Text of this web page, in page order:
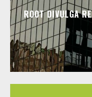
ROOT DIVULGA